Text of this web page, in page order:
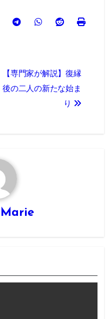
【専門家が解説】復縁
後の二人の新たな始ま
り
Marie